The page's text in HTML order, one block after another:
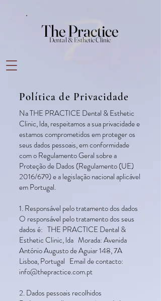
The Practice
The Practice
Dental & Esthetic Clinic
Dental & Esthetic Clinic
Política de Privacidade
Na THE PRACTICE Dental & Esthetic
Clinic, lda, respeitamos a sua privacidade e
estamos comprometidos em proteger os
seus dados pessoais, em conformidade
com o Regulamento Geral sobre a
Proteção de Dados (Regulamento (UE)
2016/679) e a legislação nacional aplicável
em Portugal.
1. Responsável pelo tratamento dos dados
O responsável pelo tratamento dos seus
dados é: THE PRACTICE Dental &
Esthetic Clinic, lda Morada: Avenida
António Augusto de Aguiar 148, 7A
Lisboa, Portugal Email de contacto:
info@thepractice.com.pt
2. Dados pessoais recolhidos